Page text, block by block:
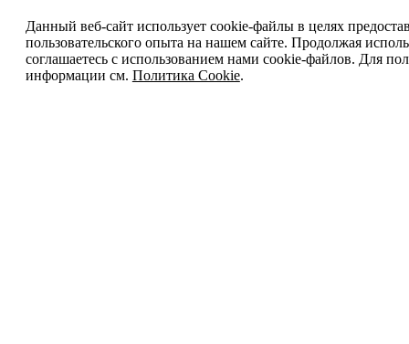
Данный веб-сайт использует cookie-файлы в целях
пользовательского опыта на нашем сайте. Продолжая
соглашаетесь с использованием нами cookie-файлов. Для
информации см. Политика Cookie.